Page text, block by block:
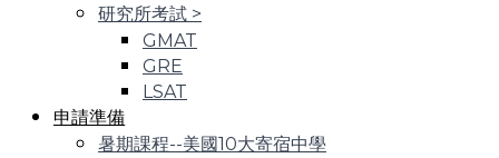
研究所考試 >
GMAT
GRE
LSAT
申請準備
暑期課程--美國10大寄宿中學